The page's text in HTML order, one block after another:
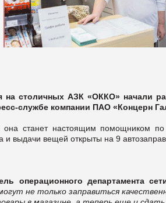
столичных АЗК «ОККО» начали
службе компании ПАО «Концерн
она станет настоящим помощником
выдачи вещей открыты на 9
операционного департамента
не только заправиться